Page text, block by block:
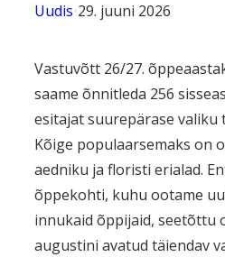
Uudis 29. juuni 2026
Vastuvõtt 26/27.
saame õnnitleda 256
esitajat suurepärase valiku
Kõige populaarsemaks on
aedniku ja floristi erialad.
õppekohti, kuhu ootame
innukaid õppijaid, seetõttu
augustini avatud täiendav